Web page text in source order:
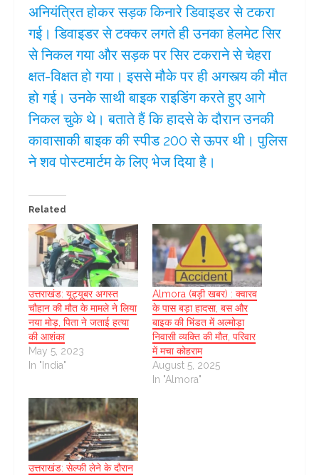
अनियंत्रित होकर सड़क किनारे डिवाइडर से टकरा
गई। डिवाइडर से टक्कर लगते ही उनका हेलमेट सिर
से निकल गया और सड़क पर सिर टकराने से चेहरा
क्षत-विक्षत हो गया। इससे मौके पर ही अगस्त्य की मौत
हो गई। उनके साथी बाइक राइडिंग करते हुए आगे
निकल चुके थे। बताते हैं कि हादसे के दौरान उनकी
कावासाकी बाइक की स्पीड 200 से ऊपर थी। पुलिस
ने शव पोस्टमार्टम के लिए भेज दिया है।
Related
उत्तराखंड: यूट्यूबर अगस्त
चौहान की मौत के मामले ने लिया
नया मोड़, पिता ने जताई हत्या
की आशंका
May 5, 2023
In "India"
Almora (बड़ी खबर) : क्वारव
के पास बड़ा हादसा, बस और
बाइक की भिंडत में अल्मोड़ा
निवासी व्यक्ति की मौत, परिवार
में मचा कोहराम
August 5, 2025
In "Almora"
उत्तराखंड: सेल्फी लेने के दौरान